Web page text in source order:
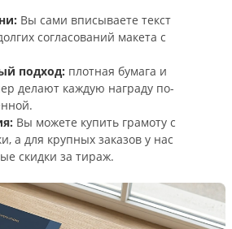
Вы сами вписываете текст
согласований макета с
подход: плотная бумага и
делают каждую награду по-
Вы можете купить грамоту с
а для крупных заказов у нас
скидки за тираж.